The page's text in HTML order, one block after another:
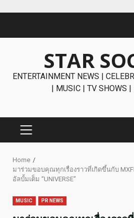
STAR
ENTERTAINMENT NEWS |
| MUSIC | TV SHOWS |
PRIMARY
Home
มาร่วมขอบคุณทุกเรื่องราวที่เกิดขึ้นกับ
อัลบั้มเต็ม “UNIVERSE”
MUSIC PR NEWS